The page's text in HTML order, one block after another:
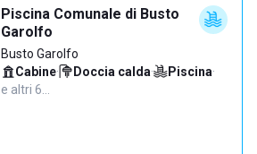
Piscina Comunale di Busto
Garolfo
Busto Garolfo
Cabine· Doccia calda· Piscina·
e altri 6…